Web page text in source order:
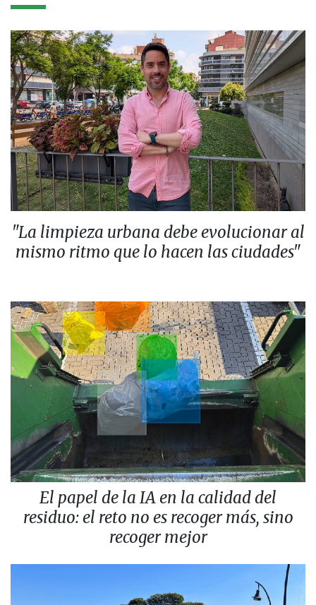
"La limpieza urbana debe evolucionar al
mismo ritmo que lo hacen las ciudades"
El papel de la IA en la calidad del
residuo: el reto no es recoger más, sino
recoger mejor